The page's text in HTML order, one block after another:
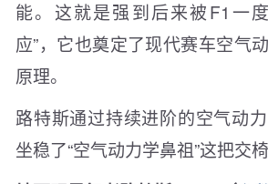
能。这就是强到后来被F1一
应”，它也奠定了现代赛车空气
原理。
路特斯通过持续进阶的空气动
坐稳了“空气动力学鼻祖”这把交椅